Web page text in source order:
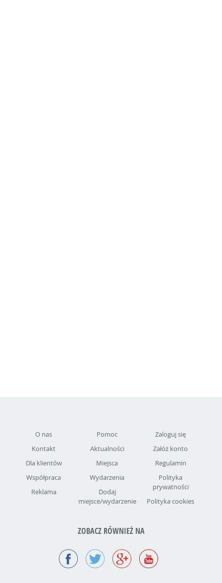
O nas
Kontakt
Dla klientów
Współpraca
Reklama
Pomoc
Aktualności
Miejsca
Wydarzenia
Dodaj
miejsce/wydarzenie
Zaloguj się
Załóż konto
Regulamin
Polityka
prywatności
Polityka cookies
ZOBACZ RÓWNIEŻ NA